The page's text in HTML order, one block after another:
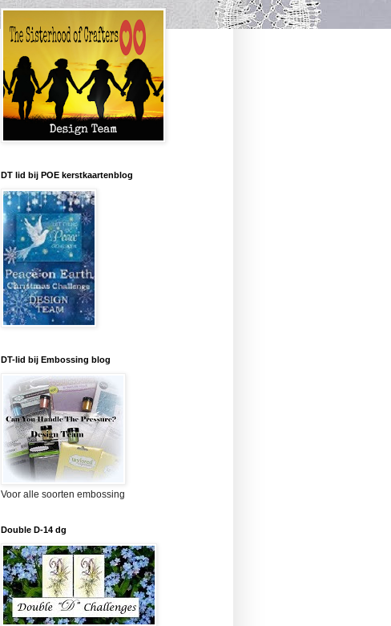
DT lid bij POE kerstkaartenblog
DT-lid bij Embossing blog
Voor alle soorten embossing
Double D-14 dg